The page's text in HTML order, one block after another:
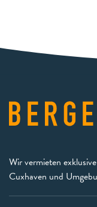
Wir vermieten
Cuxhaven und